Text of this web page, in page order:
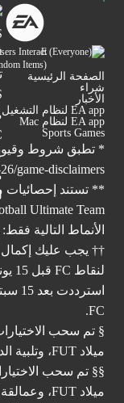
Interact
Items)
الصفحة الرئيسية
شراء
الأخبار
EA app لنظام التشغيل Windows
EA app لنظام Mac
Sports Games
* تطبق شروط
game-disclaimers
الأنماط التالية فقط: Squad Battles و Rivals والأبطال و Draft.
†† يجب عليك إكمال
FC.
ميلاد FUT، وتلبية الدعوة، والطريق إلى نهائي UEFA.
ميلاد FUT، وعمالقة الكؤوس.